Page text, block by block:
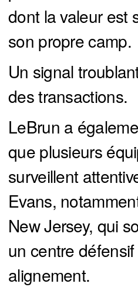
dont la valeur est
son propre camp.
Un signal
des transactions.
LeBrun a
que plusieurs
surveillent
Evans,
New Jersey, qui
un centre
alignement.